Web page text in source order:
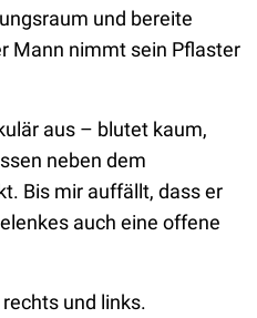
und bereite
Mann nimmt sein Pflaster
aus – blutet kaum,
neben dem
Bis mir auffällt, dass er
auch eine offene
und links.